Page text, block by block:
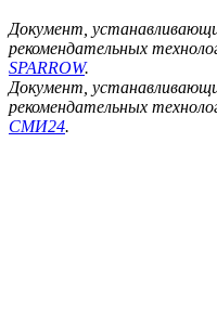
Документ,
рекомендательных
SPARROW.
Документ,
рекомендательных
СМИ24.